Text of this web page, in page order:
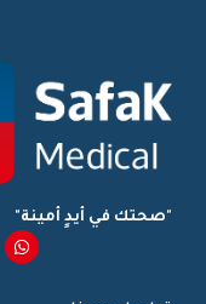
"صحتك في أيدٍ أمينة"